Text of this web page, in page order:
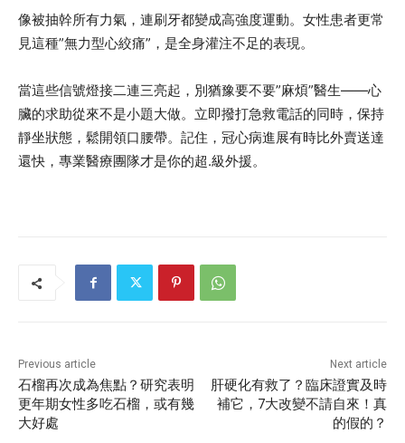
像被抽幹所有力氣，連刷牙都變成高強度運動。女性患者更常
見這種”無力型心絞痛”，是全身灌注不足的表現。
當這些信號燈接二連三亮起，別猶豫要不要”麻煩”醫生——心
臟的求助從來不是小題大做。立即撥打急救電話的同時，保持
靜坐狀態，鬆開領口腰帶。記住，冠心病進展有時比外賣送達
還快，專業醫療團隊才是你的超.級外援。
Previous article
石榴再次成為焦點？研究表明
更年期女性多吃石榴，或有幾
大好處
Next article
肝硬化有救了？臨床證實及時
補它，7大改變不請自來！真
的假的？